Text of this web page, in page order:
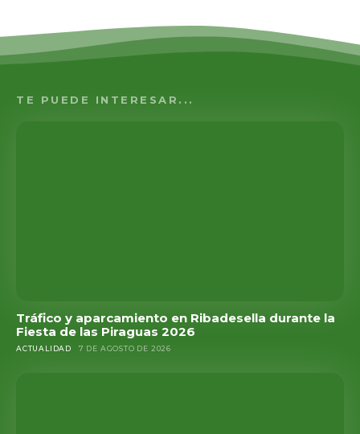
TE PUEDE INTERESAR...
Tráfico y aparcamiento en Ribadesella durante la
Fiesta de las Piraguas 2026
ACTUALIDAD 7 DE AGOSTO DE 2026